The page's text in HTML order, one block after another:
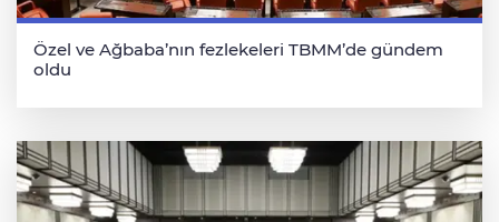
Özel ve Ağbaba’nın fezlekeleri TBMM’de gündem
oldu